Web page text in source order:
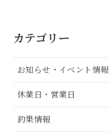
カテゴリー
お知らせ・イベント情報
休業日・営業日
釣果情報